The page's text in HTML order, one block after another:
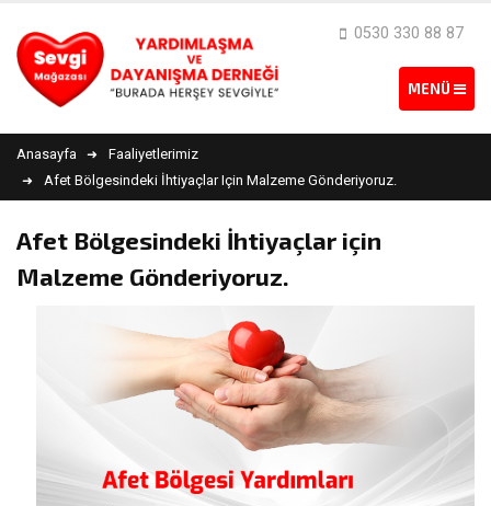
0530 330 88 87
Anasayfa
Faaliyetlerimiz
Afet Bölgesindeki İhtiyaçlar Için Malzeme Gönderiyoruz.
Afet Bölgesindeki İhtiyaçlar için
Malzeme Gönderiyoruz.